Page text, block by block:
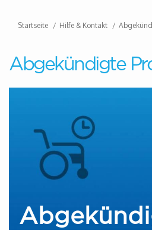
Startseite Hilfe & Kontakt
Abgekündigte